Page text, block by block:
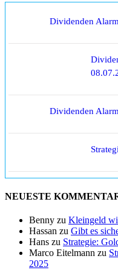
Dividenden
Dividenden
NEUESTE
Benny zu Kleingeld
Hassan zu Gibt es
Hans zu Strategie:
Marco Eitelmann zu
2025